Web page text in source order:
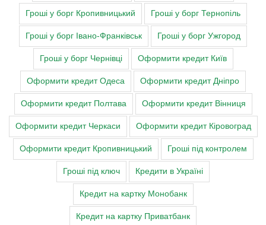
Гроші у борг Кропивницький Гроші у борг Тернопіль
Гроші у борг Івано-Франківськ Гроші у борг Ужгород
Гроші у борг Чернівці Оформити кредит Київ
Оформити кредит Одеса Оформити кредит Дніпро
Оформити кредит Полтава Оформити кредит Вінниця
Оформити кредит Черкаси Оформити кредит Кіровоград
Оформити кредит Кропивницький Гроші під контролем
Гроші під ключ Кредити в Україні
Кредит на картку Монобанк
Кредит на картку Приватбанк